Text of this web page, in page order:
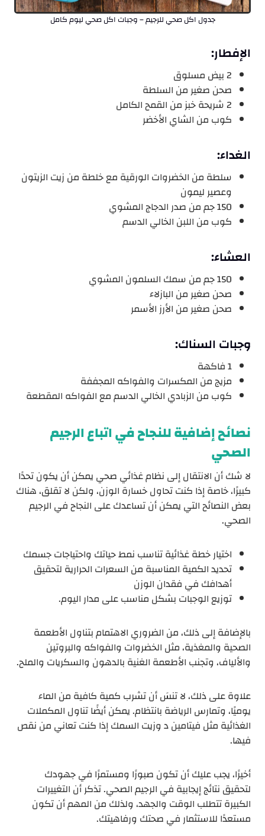
جدول اكل صحي للرجيم – وجبات اكل صحي ليوم كامل
الإفطار:
2 بيض مسلوق
صحن صغير من السلطة
2 شريحة خبز من القمح الكامل
كوب من الشاي الأخضر
الغداء:
سلطة من الخضروات الورقية مع خلطة من زيت الزيتون
وعصير ليمون
150 جم من صدر الدجاج المشوي
كوب من اللبن الخالي الدسم
العشاء:
150 جم من سمك السلمون المشوي
صحن صغير من البازلاء
صحن صغير من الأرز الأسمر
وجبات السناك:
1 فاكهة
مزيج من المكسرات والفواكه المجففة
كوب من الزبادي الخالي الدسم مع الفواكه المقطعة
نصائح إضافية للنجاح في اتباع الرجيم
الصحي
لا شك أن الانتقال إلى نظام غذائي صحي يمكن أن يكون تحدًا
كبيرًا، خاصة إذا كنت تحاول خسارة الوزن، ولكن لا تقلق، هناك
بعض النصائح التي يمكن أن تساعدك على النجاح في الرجيم
الصحي.
اختيار خطة غذائية تناسب نمط حياتك واحتياجات جسمك
تحديد الكمية المناسبة من السعرات الحرارية لتحقيق
أهدافك في فقدان الوزن
توزيع الوجبات بشكل مناسب على مدار اليوم.
بالإضافة إلى ذلك، من الضروري الاهتمام بتناول الأطعمة
الصحية والمغذية، مثل الخضروات والفواكه والبروتين
والألياف، وتجنب الأطعمة الغنية بالدهون والسكريات والملح.
علاوة على ذلك، لا تنسَ أن تشرب كمية كافية من الماء
يوميًا، وتمارس الرياضة بانتظام. يمكن أيضًا تناول المكملات
الغذائية مثل فيتامين د وزيت السمك إذا كنت تعاني من نقص
فيها.
أخيرًا، يجب عليك أن تكون صبورًا ومستمرًا في جهودك
لتحقيق نتائج إيجابية في الرجيم الصحي. تذكر أن التغييرات
الكبيرة تتطلب الوقت والجهد، ولذلك من المهم أن تكون
مستعدًا للاستثمار في صحتك ورفاهيتك.